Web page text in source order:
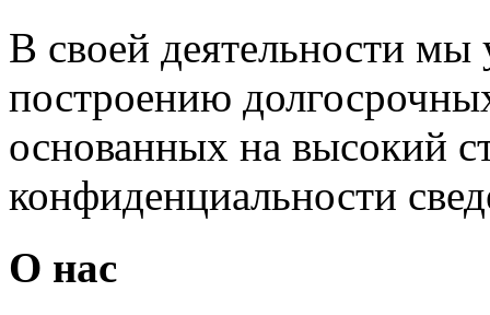
В своей деятельности
построению
основанных на высокий
конфиденциальности
О нас